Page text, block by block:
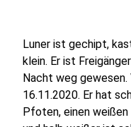
Luner ist gechipt,
klein. Er ist
Nacht weg
16.11.2020. Er hat
Pfoten, einen weißen